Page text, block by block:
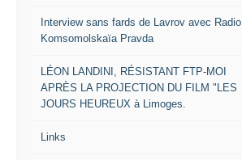
Interview sans fards de Lavrov avec Radio
Komsomolskaïa Pravda
LÉON LANDINI, RÉSISTANT FTP-MOI
APRÈS LA PROJECTION DU FILM "LES
JOURS HEUREUX à Limoges.
Links